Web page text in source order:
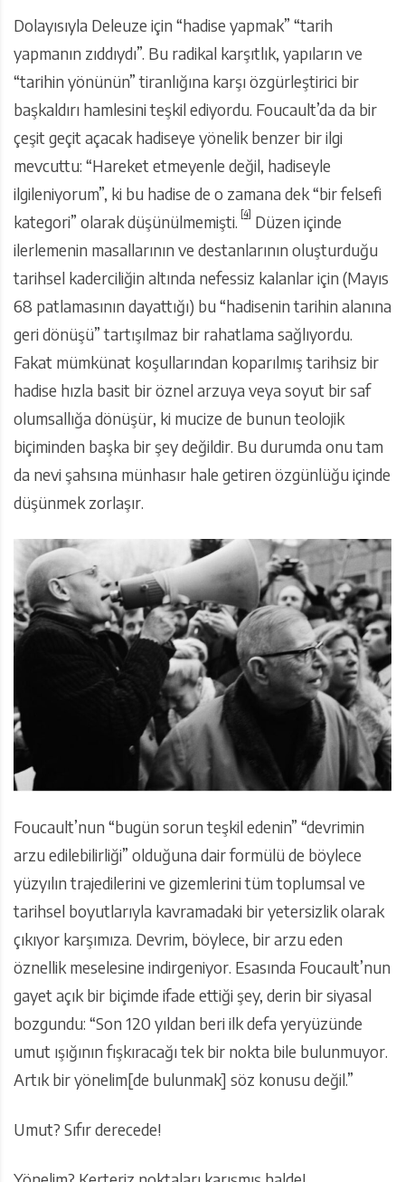
Dolayısıyla Deleuze için “hadise yapmak” “tarih
yapmanın zıddıydı”. Bu radikal karşıtlık, yapıların ve
“tarihin yönünün” tiranlığına karşı özgürleştirici bir
başkaldırı hamlesini teşkil ediyordu. Foucault’da da bir
çeşit geçit açacak hadiseye yönelik benzer bir ilgi
mevcuttu: “Hareket etmeyenle değil, hadiseyle
ilgileniyorum”, ki bu hadise de o zamana dek “bir felsefi
kategori” olarak düşünülmemişti. [4]
Düzen içinde
ilerlemenin masallarının ve destanlarının oluşturduğu
tarihsel kaderciliğin altında nefessiz kalanlar için (Mayıs
68 patlamasının dayattığı) bu “hadisenin tarihin alanına
geri dönüşü” tartışılmaz bir rahatlama sağlıyordu.
Fakat mümkünat koşullarından koparılmış tarihsiz bir
hadise hızla basit bir öznel arzuya veya soyut bir saf
olumsallığa dönüşür, ki mucize de bunun teolojik
biçiminden başka bir şey değildir. Bu durumda onu tam
da nevi şahsına münhasır hale getiren özgünlüğu içinde
düşünmek zorlaşır.
Foucault’nun “bugün sorun teşkil edenin” “devrimin
arzu edilebilirliği” olduğuna dair formülü de böylece
yüzyılın trajedilerini ve gizemlerini tüm toplumsal ve
tarihsel boyutlarıyla kavramadaki bir yetersizlik olarak
çıkıyor karşımıza. Devrim, böylece, bir arzu eden
öznellik meselesine indirgeniyor. Esasında Foucault’nun
gayet açık bir biçimde ifade ettiği şey, derin bir siyasal
bozgundu: “Son 120 yıldan beri ilk defa yeryüzünde
umut ışığının fışkıracağı tek bir nokta bile bulunmuyor.
Artık bir yönelim[de bulunmak] söz konusu değil.”
Umut? Sıfır derecede!